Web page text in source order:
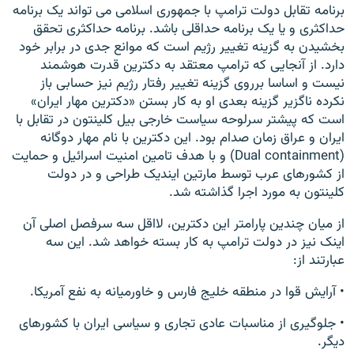
برنامه تقابل دولت ترامپ با جمهوری اسلامی می تواند یک برنامه
حداکثری و یا یک برنامه حداقلی باشد. برنامه حداکثری تحقق
بخشیدن به گزینه تغییر رژیم است که موانع جدی در برابر خود
دارد. از آنجایی که ترامپ معتقد به دکترین قدرت هوشمند
نیست و اساسا برروی گزینه تغییر رفتار رژیم نیز حسابی باز
نکرده ناگزیر گزینه بعدی او به کار بستن «دکترین مهار ایران»
است که پیشتر سرلوحه سیاست خارجی بیل کلینتون در تقابل با
ایران و عراق زمان صدام بود. این دکترین با نام مهار دوگانه
(Dual containment) و با هدف تامین امنیت اسرائیل و حمایت
از کشورهای عرب توسط مارتین ایندیک طراحی و در دولت
کلینتون به مورد اجرا گذاشته شد.
از میان چندین پارامتر این دکترین، لااقل سه سرفصل اصلی آن
اینک نیز در دولت ترامپ به کار بسته خواهد شد. این سه
عبارتند از:
• آرایش قوا در منطقه خلیج فارس و خاورمیانه به نفع آمریکا.
• جلوگیری از مناسبات عادی تجاری و سیاسی ایران با کشورهای
دیگر.